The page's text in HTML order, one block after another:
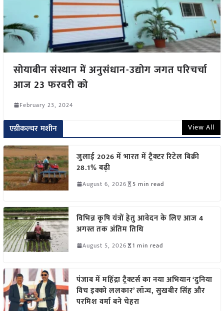
सोयाबीन संस्थान में अनुसंधान-उद्योग जगत परिचर्चा
आज 23 फरवरी को
February 23, 2024
एग्रीकल्चर मशीन View All
जुलाई 2026 में भारत में ट्रैक्टर रिटेल बिक्री
28.1% बढ़ी
August 6, 2026 5 min read
विभिन्न कृषि यंत्रों हेतु आवेदन के लिए आज 4
अगस्त तक अंतिम तिथि
August 5, 2026 1 min read
पंजाब में महिंद्रा ट्रैक्टर्स का नया अभियान ‘दुनिया
विच इक्को ललकार’ लॉन्च, सुखबीर सिंह और
परमिश वर्मा बने चेहरा